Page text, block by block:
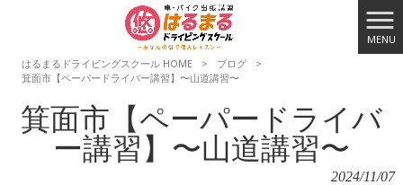
MENU
はるまるドライビングスクール HOME
> ブログ
>
箕面市【ペーパードライバー講習】〜山道講習〜
箕面市【ペーパードライバ
ー講習】〜山道講習〜
2024/11/07